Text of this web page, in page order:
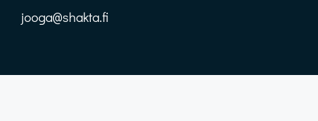
jooga@shakta.fi